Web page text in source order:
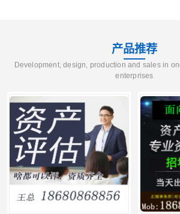
产品推荐
Development, design, production and sales in
enterprises